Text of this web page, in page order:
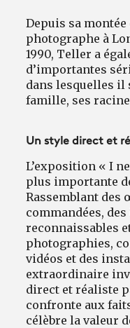
Depuis sa
photographe à
1990, Teller a
d’importantes
dans lesquelles il
famille, ses
Un style direct et
L’exposition « I
plus importante
Rassemblant des
commandées,
reconnaissables
photographies,
vidéos et des
extraordinaire
direct et réaliste
confronte aux
célèbre la valeur